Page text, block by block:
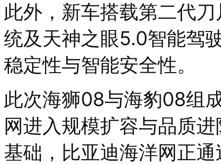
此外，新车搭载第二代
统及天神之眼5.0智能驾
稳定性与智能安全性。
此次海狮08与海豹08组
网进入规模扩容与品质
基础，比亚迪海洋网正